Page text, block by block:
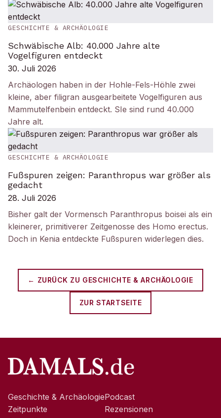
GESCHICHTE & ARCHÄOLOGIE
Schwäbische Alb: 40.000 Jahre alte
Vogelfiguren entdeckt
30. Juli 2026
Archäologen haben in der Hohle-Fels-Höhle zwei
kleine, aber filigran ausgearbeitete Vogelfiguren aus
Mammutelfenbein entdeckt. SIe sind rund 40.000
Jahre alt.
GESCHICHTE & ARCHÄOLOGIE
Fußspuren zeigen: Paranthropus war größer als
gedacht
28. Juli 2026
Bisher galt der Vormensch Paranthropus boisei als ein
kleinerer, primitiverer Zeitgenosse des Homo erectus.
Doch in Kenia entdeckte Fußspuren widerlegen dies.
← ZURÜCK ZU GESCHICHTE & ARCHÄOLOGIE
ZUR STARTSEITE
Geschichte & Archäologie
Zeitpunkte
Podcast
Rezensionen